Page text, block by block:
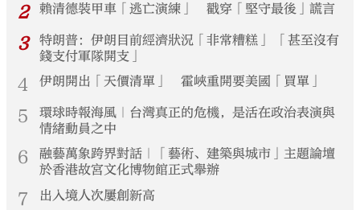
2 賴清德裝甲車「逃亡演練」 戳穿「堅守最後」謊言
3
特朗普：伊朗目前經濟狀況「非常糟糕」 「甚至沒有
錢支付軍隊開支」
4 伊朗開出「天價清單」 霍峽重開要美國「買單」
5
環球時報海風｜台灣真正的危機，是活在政治表演與
情緒動員之中
6
融藝萬象跨界對話｜「藝術、建築與城市」主題論壇
於香港故宮文化博物館正式舉辦
7 出入境人次屢創新高